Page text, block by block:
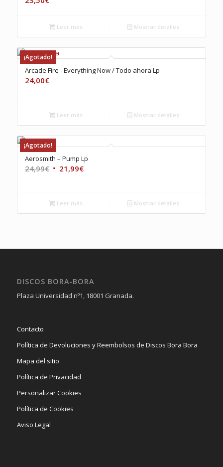
Leer más Mostrar detalles
¡Agotado!
Arcade Fire ‎- Everything Now / Todo ahora Lp
24,00€
Leer más Mostrar detalles
¡Agotado!
Aerosmith – Pump Lp
24,99€ El
era:
24,99€.
21,99€El
21,99€.
Leer más Mostrar detalles
DISCOS BORA-BORA
Plaza Universidad nº1, 18001 Granada.
Contacto
Política de Devoluciones y Reembolsos de Discos Bora Bora
Mapa del sitio
Política de Privacidad
Personalizar Cookies
Política de Cookies
Aviso Legal